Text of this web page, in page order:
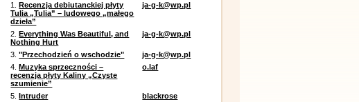
1.Recenzja debiutanckiej płyty
Tulia „Tulia” – ludowego „małego
dzieła”
ja-g-k@wp.pl
2.Everything Was Beautiful, and
Nothing Hurt
ja-g-k@wp.pl
3."Przechodzień o wschodzie"
ja-g-k@wp.pl
4.Muzyka sprzeczności –
recenzja płyty Kaliny „Czyste
szumienie”
o.laf
5.Intruder
blackrose